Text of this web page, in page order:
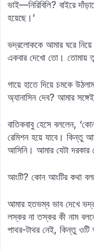
ভাই—নিরিবিলি? বাইরে
হয়েছে।’
ভদ্রলোককে আমার ঘরে নিয়ে
একবার দেখো তো। তোমায়
গায়ে হাতে দিয়ে চমকে
অ্যানাসিন দেব? আমার
বাতিকবাবু হেসে বললেন,
রেমিশন হয়ে যাবে। কিন্তু
আসিনি। আমার যেটা দরকার
আংটি? কোন আংটির কথা
আমার হতভম্ব ভাব দেখে
লস্কর না তস্কর কী নাম
পাথর-টাথর নেই, কিন্তু ওটি